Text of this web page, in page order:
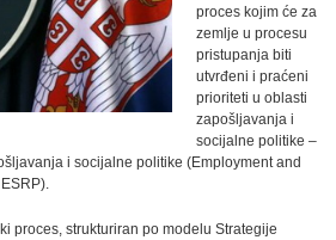
proces kojim će za
zemlje u procesu
pristupanja biti
utvrđeni i praćeni
prioriteti u oblasti
zapošljavanja i
socijalne politike –
i socijalne politike (Employment and
proces, strukturiran po modelu Strategije